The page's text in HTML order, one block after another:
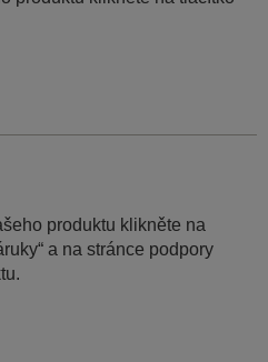
produktu klikněte na
a na stránce podpory